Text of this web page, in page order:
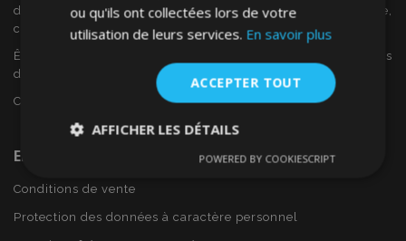
déflecteurs de vent, housses de siège, tapis de voiture,
couvertures de chrome et cadres ...
Êtes-vous intéressé par dropshipping ou voulez-vous
devenir notre partenaire?
Contactez-nous dès aujourd'hui!
En Savoir Plus Sur VTVAuto
Conditions de vente
Protection des données à caractère personnel
ou qu'ils ont collectées lors de votre
utilisation de leurs services. En savoir plus
ACCEPTER TOUT
AFFICHER LES DÉTAILS
nécessaires
Performance Ciblage
POWERED BY COOKIESCRIPT